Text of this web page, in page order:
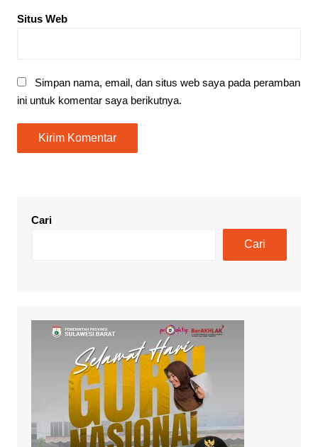
Situs Web
Simpan nama, email, dan situs web saya pada peramban
ini untuk komentar saya berikutnya.
Cari
Cari